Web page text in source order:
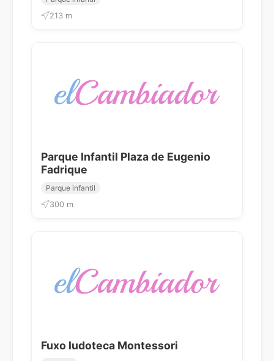
213 m
Parque Infantil Plaza de Eugenio
Fadrique
Parque infantil
300 m
Fuxo ludoteca Montessori